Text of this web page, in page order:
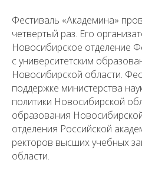
Фестиваль «Академина»
четвертый раз. Его
Новосибирское отделение
с университетским
Новосибирской области.
поддержке министерства
политики Новосибирской
образования
отделения Российской
ректоров высших учебных
области.